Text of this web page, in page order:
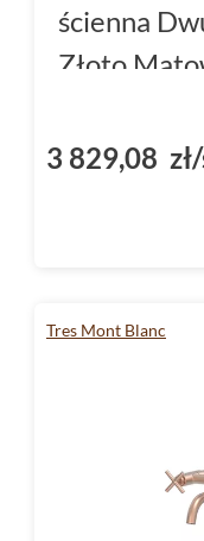
od tego, czy
bidetowej,
Baterie Tres to
wyjątkowego
Każdy model
ścienna
Złoto
3 829,08
Tres Mont Blanc